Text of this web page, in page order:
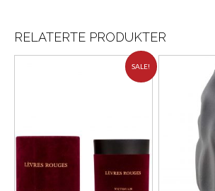
RELATERTE PRODUKTER
SALE!